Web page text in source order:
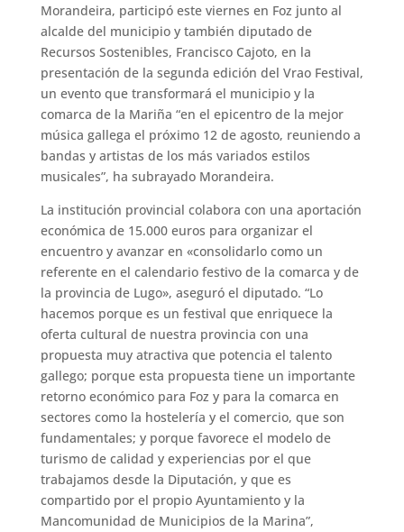
Morandeira, participó este viernes en Foz junto al
alcalde del municipio y también diputado de
Recursos Sostenibles, Francisco Cajoto, en la
presentación de la segunda edición del Vrao Festival,
un evento que transformará el municipio y la
comarca de la Mariña “en el epicentro de la mejor
música gallega el próximo 12 de agosto, reuniendo a
bandas y artistas de los más variados estilos
musicales”, ha subrayado Morandeira.
La institución provincial colabora con una aportación
económica de 15.000 euros para organizar el
encuentro y avanzar en «consolidarlo como un
referente en el calendario festivo de la comarca y de
la provincia de Lugo», aseguró el diputado. “Lo
hacemos porque es un festival que enriquece la
oferta cultural de nuestra provincia con una
propuesta muy atractiva que potencia el talento
gallego; porque esta propuesta tiene un importante
retorno económico para Foz y para la comarca en
sectores como la hostelería y el comercio, que son
fundamentales; y porque favorece el modelo de
turismo de calidad y experiencias por el que
trabajamos desde la Diputación, y que es
compartido por el propio Ayuntamiento y la
Mancomunidad de Municipios de la Marina”,